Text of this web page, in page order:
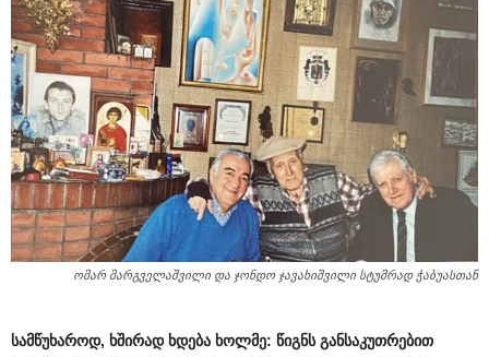
ომარ მარგველაშვილი და ჯონდო ჯავახიშვილი სტუმრად ჭაბუასთან
სამწუხაროდ, ხშირად ხდება ხოლმე: წიგნს განსაკუთრებით